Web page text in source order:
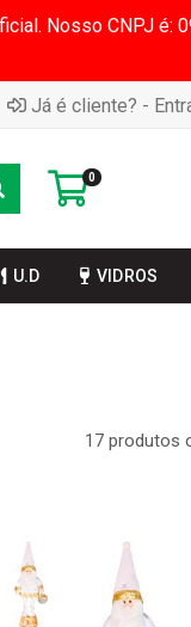
Nosso CNPJ é:
Já é cliente? -
0
U.D VIDROS
17 produtos